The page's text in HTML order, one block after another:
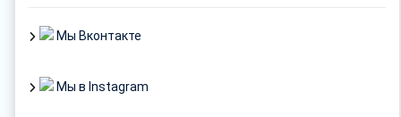
Мы Вконтакте
Мы в Instagram